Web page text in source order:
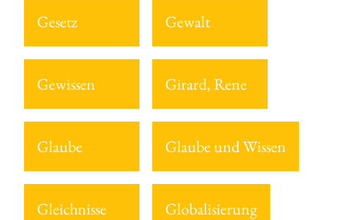
Gesetz Gewalt
Gewissen Girard, Rene
Glaube Glaube und Wissen
Gleichnisse Globalisierung